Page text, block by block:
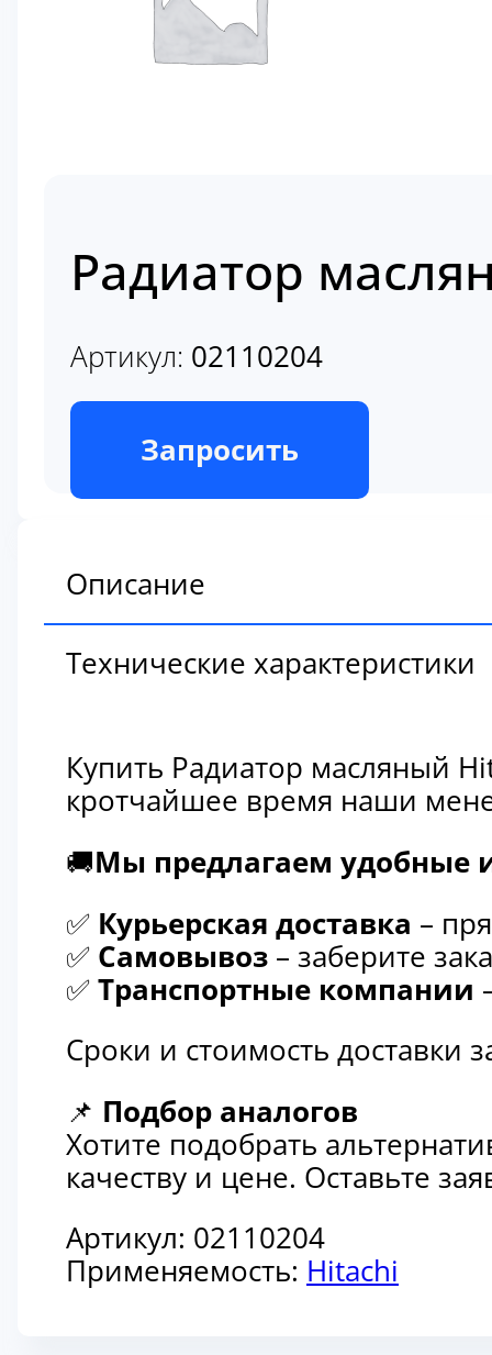
Радиатор
Артикул: 02110204
В наличии
Запросить
Описание
Технические характеристики
Купить Радиатор масляный
кротчайшее время наши
🚚Мы предлагаем удобные
✅ Курьерская доставка –
✅ Самовывоз – заберите
✅ Транспортные компании
Сроки и стоимость доставки
📌 Подбор аналогов
Хотите подобрать
качеству и цене. Оставьте
Артикул: 02110204
Применяемость: Hitachi